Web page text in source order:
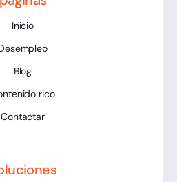
Inicio
Blog
rico
Contactar